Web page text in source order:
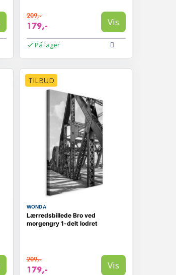
209,-
179,- Vis
På lager
TILBUD
WONDA
Lærredsbillede Bro ved
morgengry 1-delt lodret
209,-
179,- Vis